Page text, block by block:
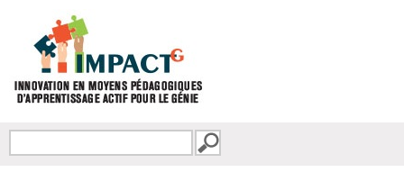
FORMULAIRE DE